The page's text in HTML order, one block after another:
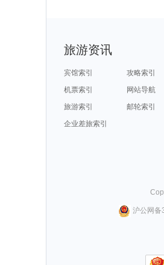
旅游资讯
宾馆索引
攻略索引
机票索引
网站导航
旅游索引
邮轮索引
企业差旅索引
沪公网